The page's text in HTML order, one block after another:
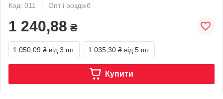
Код: 011
Опт і роздріб
1 240,88 ₴
1 050,09 ₴ від 3 шт. 1 035,30 ₴ від 5 шт.
Купити